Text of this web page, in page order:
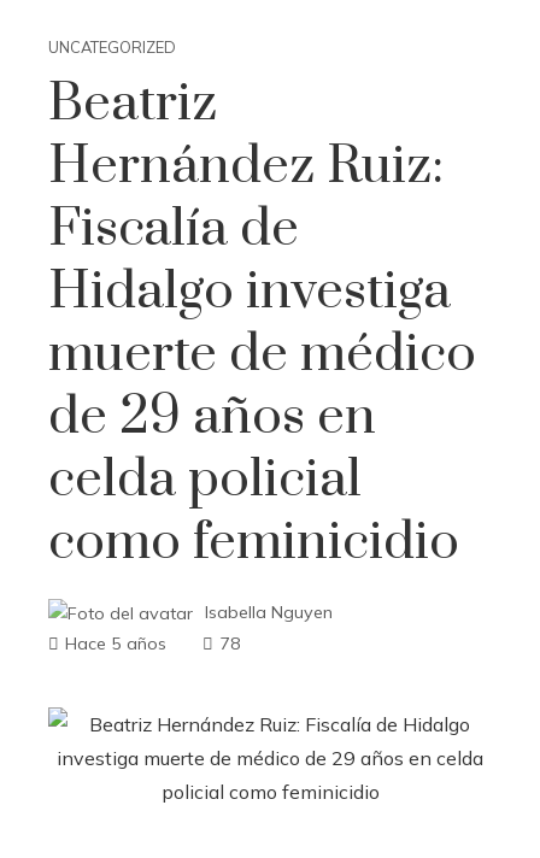
UNCATEGORIZED
Beatriz
Hernández Ruiz:
Fiscalía de
Hidalgo investiga
muerte de médico
de 29 años en
celda policial
como feminicidio
Isabella Nguyen
Hace 5 años
78